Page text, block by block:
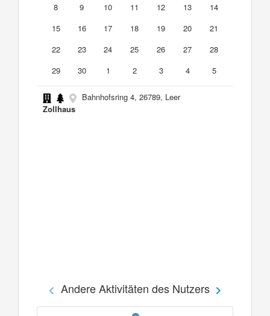
8
9 10 11 12 13
14
15
16 17 18 19 20
21
22
23 24 25 26 27
28
29
30 1 2 3 4 5
Bahnhofsring 4, 26789, Leer
Zollhaus
Andere Aktivitäten des Nutzers